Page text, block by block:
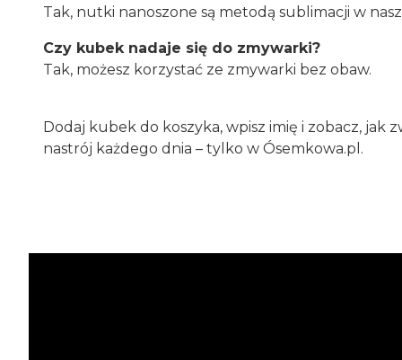
Tak, nutki nanoszone są metodą sublimacji w
Czy kubek nadaje się do zmywarki?
Tak, możesz korzystać ze zmywarki bez obaw.
Dodaj kubek do koszyka, wpisz imię i zobacz, jak
nastrój każdego dnia – tylko w Ósemkowa.pl.